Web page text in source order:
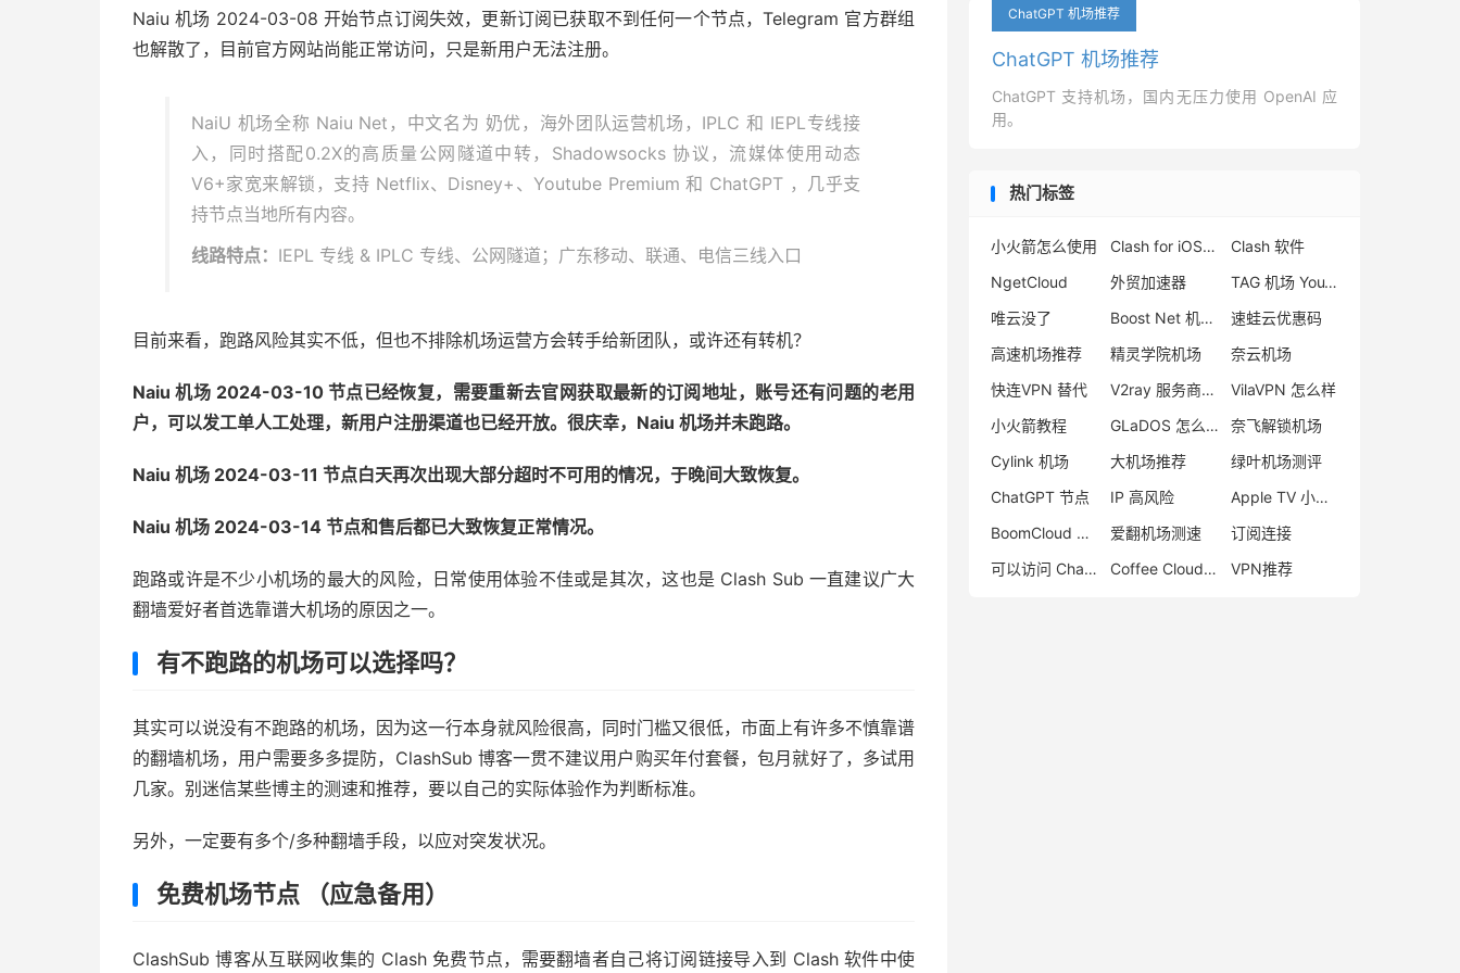
Naiu 机场 2024-03-08 开始节点订阅失效，更新订阅已获取不到任何一个节点，Telegram 官方群组
也解散了，目前官方网站尚能正常访问，只是新用户无法注册。
NaiU 机场全称 Naiu Net，中文名为 奶优，海外团队运营机场，IPLC 和 IEPL专线接
入，同时搭配0.2X的高质量公网隧道中转，Shadowsocks 协议，流媒体使用动态
V6+家宽来解锁，支持 Netflix、Disney+、Youtube Premium 和 ChatGPT ，几乎支
持节点当地所有内容。
线路特点： IEPL 专线 & IPLC 专线、公网隧道；广东移动、联通、电信三线入口
目前来看，跑路风险其实不低，但也不排除机场运营方会转手给新团队，或许还有转机？
Naiu 机场 2024-03-10 节点已经恢复，需要重新去官网获取最新的订阅地址，账号还有问题的老用
户，可以发工单人工处理，新用户注册渠道也已经开放。很庆幸，Naiu 机场并未跑路。
Naiu 机场 2024-03-11 节点白天再次出现大部分超时不可用的情况，于晚间大致恢复。
Naiu 机场 2024-03-14 节点和售后都已大致恢复正常情况。
跑路或许是不少小机场的最大的风险，日常使用体验不佳或是其次，这也是 Clash Sub 一直建议广大
翻墙爱好者首选靠谱大机场的原因之一。
有不跑路的机场可以选择吗？
其实可以说没有不跑路的机场，因为这一行本身就风险很高，同时门槛又很低，市面上有许多不慎靠谱
的翻墙机场，用户需要多多提防，ClashSub 博客一贯不建议用户购买年付套餐，包月就好了，多试用
几家。别迷信某些博主的测速和推荐，要以自己的实际体验作为判断标准。
另外，一定要有多个/多种翻墙手段，以应对突发状况。
免费机场节点 （应急备用）
ClashSub 博客从互联网收集的 Clash 免费节点，需要翻墙者自己将订阅链接导入到 Clash 软件中使
ChatGPT 机场推荐
ChatGPT 机场推荐
ChatGPT 支持机场，国内无压力使用 OpenAI 应
用。
热门标签
小火箭怎么使用 Clash for iOS 下载
Clash 软件
NgetCloud
外贸加速器
TAG 机场 YouTube 4K
唯云没了
Boost Net 机场怎么样
速蛙云优惠码
高速机场推荐
精灵学院机场
奈云机场
快连VPN 替代
V2ray 服务商推荐
VilaVPN 怎么样
小火箭教程
GLaDOS 怎么样
奈飞解锁机场
Cylink 机场
大机场推荐
绿叶机场测评
ChatGPT 节点
IP 高风险
Apple TV 小火箭
BoomCloud 机场
爱翻机场测速
订阅连接
可以访问 ChatGPT 的机场
Coffee Cloud 机场评测 VPN推荐